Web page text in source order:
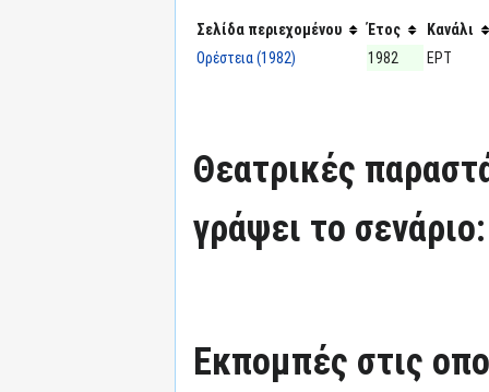
Σελίδα περιεχομένου Έτος
Κανάλι
Ορέστεια (1982)
1982 ΕΡΤ
Θεατρικές
γράψει το σενάριο:
Εκπομπές στις